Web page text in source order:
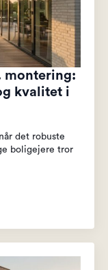
montering:
kvalitet i
det robuste
boligejere tror